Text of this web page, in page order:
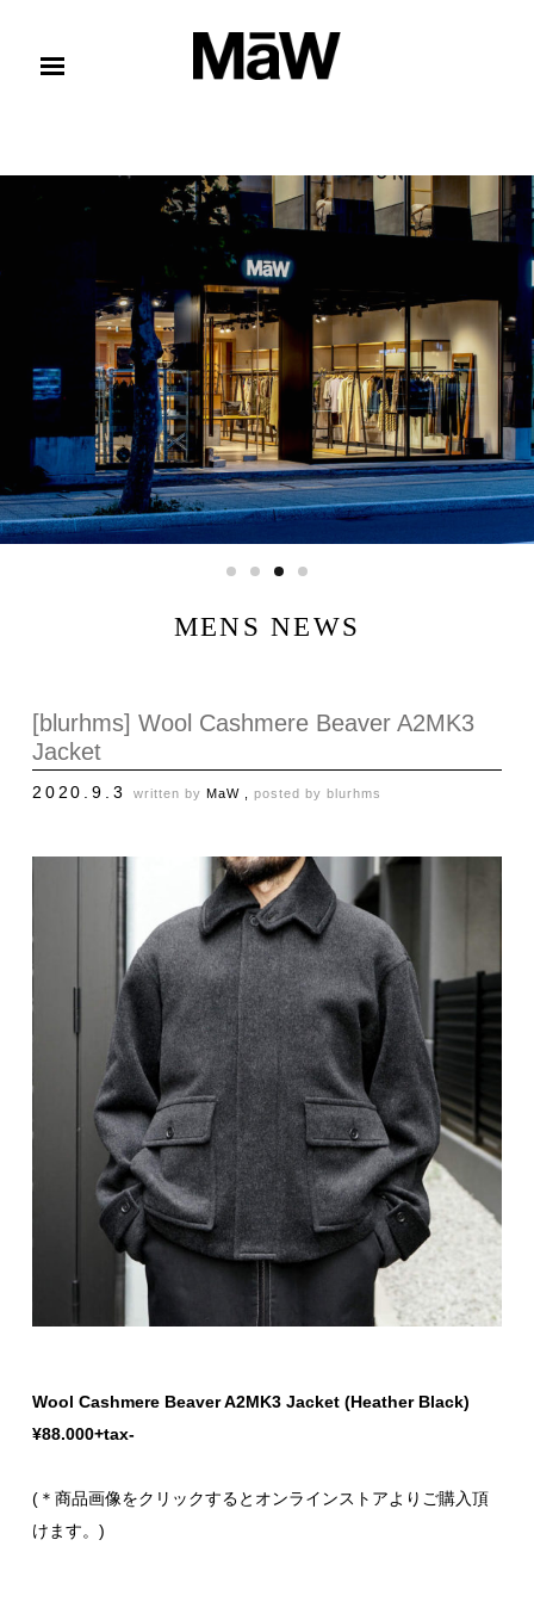
MENS NEWS
[blurhms] Wool Cashmere Beaver A2MK3
Jacket
2020.9.3written byMaW ,posted byblurhms
Wool Cashmere Beaver A2MK3 Jacket (Heather Black)
¥88.000+tax-
(＊商品画像をクリックするとオンラインストアよりご購入頂
けます。)